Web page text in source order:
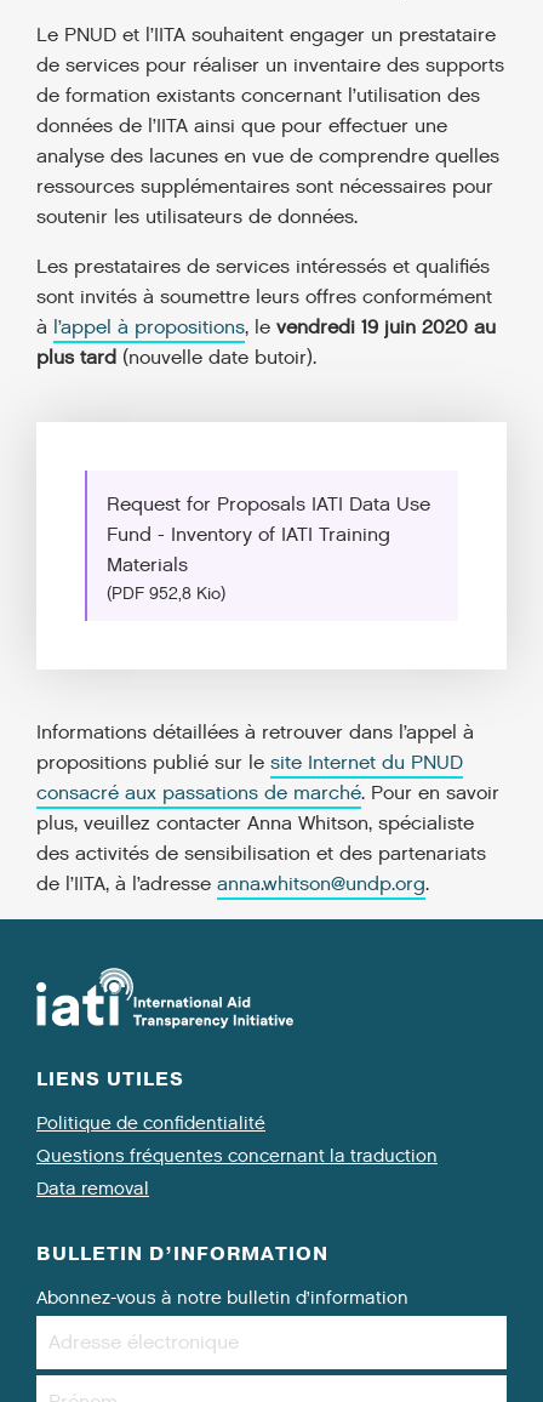
Le PNUD et l’IITA souhaitent engager un prestataire
de services pour réaliser un inventaire des supports
de formation existants concernant l’utilisation des
données de l’IITA ainsi que pour effectuer une
analyse des lacunes en vue de comprendre quelles
ressources supplémentaires sont nécessaires pour
soutenir les utilisateurs de données.
Les prestataires de services intéressés et qualifiés
sont invités à soumettre leurs offres conformément
à l’appel à propositions, le vendredi 19 juin 2020 au
plus tard (nouvelle date butoir).
Request for Proposals IATI Data Use
Fund - Inventory of IATI Training
Materials
(PDF 952,8 Kio)
Informations détaillées à retrouver dans l’appel à
propositions publié sur le site Internet du PNUD
consacré aux passations de marché. Pour en savoir
plus, veuillez contacter Anna Whitson, spécialiste
des activités de sensibilisation et des partenariats
de l’IITA, à l’adresse anna.whitson@undp.org.
LIENS UTILES
Politique de confidentialité
Questions fréquentes concernant la traduction
Data removal
BULLETIN D’INFORMATION
Abonnez-vous à notre bulletin d’information